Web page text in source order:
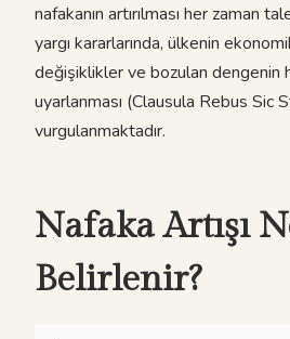
nafakanın artırılması her zaman
yargı kararlarında, ülkenin
değişiklikler ve bozulan dengenin
uyarlanması (Clausula Rebus Sic
vurgulanmaktadır.
Nafaka Artışı
Belirlenir?